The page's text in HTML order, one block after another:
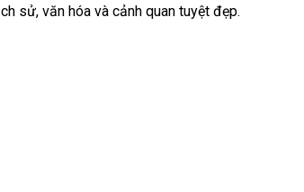
sử, văn hóa và cảnh quan tuyệt đẹp.